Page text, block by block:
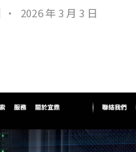
· 2026 年 3 月 3 日